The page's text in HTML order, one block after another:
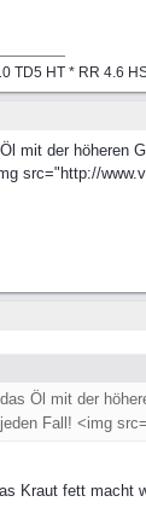
TD5 HT * RR 4.6
mit der höheren
src="http://
Öl mit der
Fall! <img
Kraut fett macht